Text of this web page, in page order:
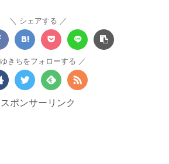
シェアする
ゆきちをフォローする
スポンサーリンク